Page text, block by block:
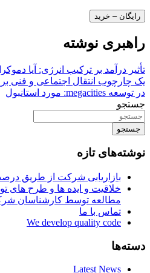
رایگان – خرید
راهبری نوشته
تأثیر درآمد بر ترکیب انرژی: آیا
یک چارچوب انتقال اجتماعی و فنی
در توسعه megacities: مورد استانبول
جستجو
جستجو
نوشته‌های تازه
بازاریابی شرکت از طریق
خلاقیت و ایده ها و طرح های
مطالعه توسط کارشناسان
تماس با ما
We develop quality code
دسته‌ها
Latest News